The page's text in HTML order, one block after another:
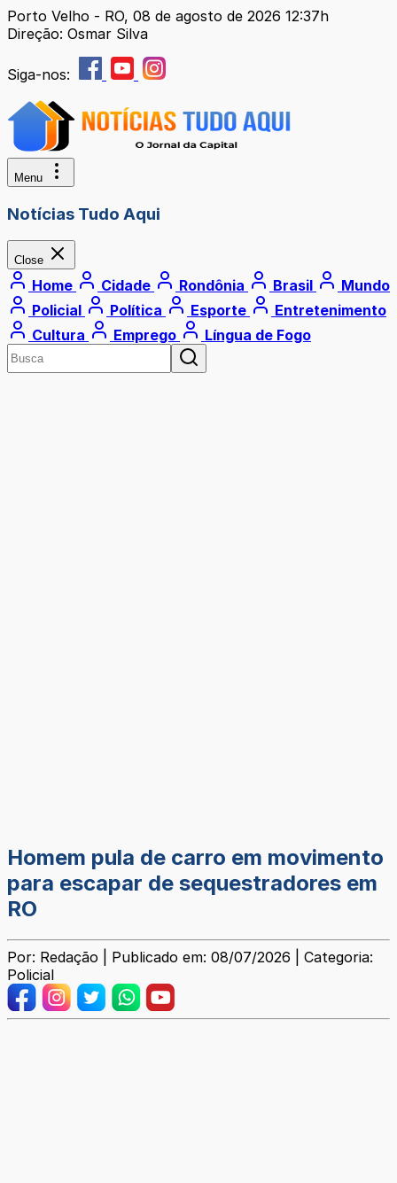
Porto Velho - RO, 08 de agosto de 2026 12:37h
Direção: Osmar Silva
Siga-nos:
Menu
Notícias Tudo Aqui
Close
Home Cidade Rondônia Brasil
Mundo
Policial
Política Esporte
Entretenimento
Cultura
Emprego Língua de Fogo
Homem pula de carro em movimento
para escapar de sequestradores em
RO
Por: Redação | Publicado em: 08/07/2026 | Categoria:
Policial